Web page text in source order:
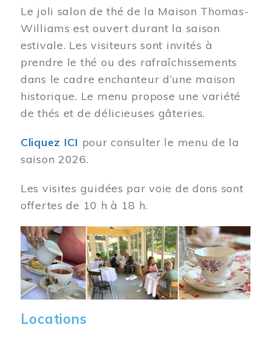
Le joli salon de thé de la Maison Thomas-
Williams est ouvert durant la saison
estivale. Les visiteurs sont invités à
prendre le thé ou des rafraîchissements
dans le cadre enchanteur d’une maison
historique. Le menu propose une variété
de thés et de délicieuses gâteries.
Cliquez ICI pour consulter le menu de la
saison 2026.
Les visites guidées par voie de dons sont
offertes de 10 h à 18 h.
Image
Locations